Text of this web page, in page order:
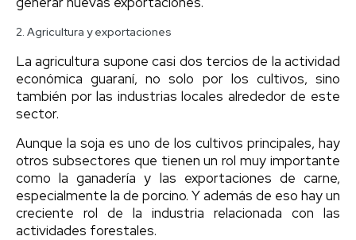
2. Agricultura y exportaciones
La agricultura supone casi dos tercios de la actividad
económica guaraní, no solo por los cultivos, sino
también por las industrias locales alrededor de este
sector.
Aunque la soja es uno de los cultivos principales, hay
otros subsectores que tienen un rol muy importante
como la ganadería y las exportaciones de carne,
especialmente la de porcino. Y además de eso hay un
creciente rol de la industria relacionada con las
actividades forestales.